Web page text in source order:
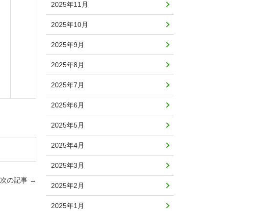
次の記事 →
2025年11月
2025年10月
2025年9月
2025年8月
2025年7月
2025年6月
2025年5月
2025年4月
2025年3月
2025年2月
2025年1月